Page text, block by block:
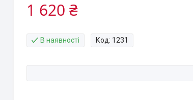
1 620 ₴
В наявності Код: 1231